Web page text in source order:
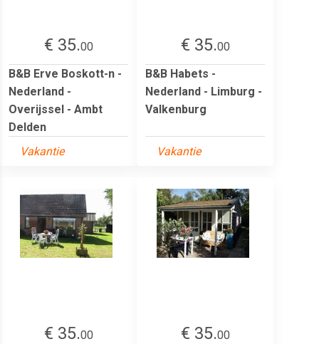
€ 35.00
B&B Erve Boskott-n -
Nederland -
Overijssel - Ambt
Delden
Vakantie
€ 35.00
B&B Habets -
Nederland - Limburg -
Valkenburg
Vakantie
€ 35.00
€ 35.00